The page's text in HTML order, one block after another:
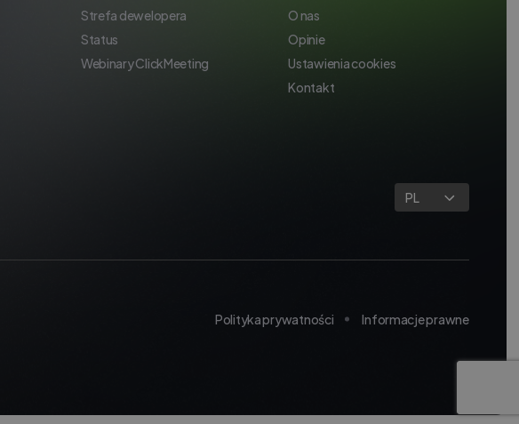
Strefa dewelopera
Status
Webinary ClickMeeting
O nas
Opinie
Ustawienia cookies
Kontakt
PL
Polityka prywatności Informacje prawne